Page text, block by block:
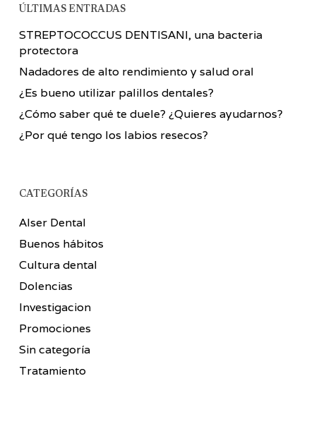
ÚLTIMAS ENTRADAS
STREPTOCOCCUS DENTISANI, una bacteria
protectora
Nadadores de alto rendimiento y salud oral
¿Es bueno utilizar palillos dentales?
¿Cómo saber qué te duele? ¿Quieres ayudarnos?
¿Por qué tengo los labios resecos?
CATEGORÍAS
Alser Dental
Buenos hábitos
Cultura dental
Dolencias
Investigacion
Promociones
Sin categoría
Tratamiento